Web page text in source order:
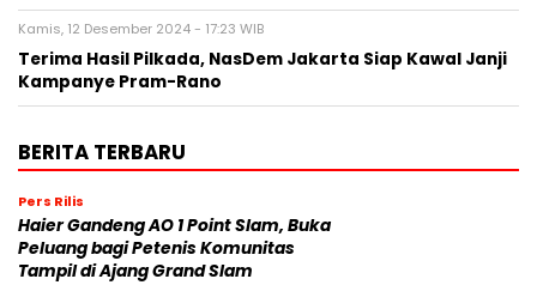
Kamis, 12 Desember 2024 - 17:23 WIB
Terima Hasil Pilkada, NasDem Jakarta Siap Kawal Janji
Kampanye Pram-Rano
BERITA TERBARU
Pers Rilis
Haier Gandeng AO 1 Point Slam, Buka
Peluang bagi Petenis Komunitas
Tampil di Ajang Grand Slam